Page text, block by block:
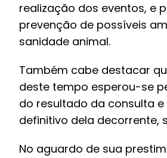
realização dos eventos, e
prevenção de possíveis
sanidade animal.
Também cabe destacar
deste tempo esperou-se
do resultado da consulta
definitivo dela decorrente,
No aguardo de sua